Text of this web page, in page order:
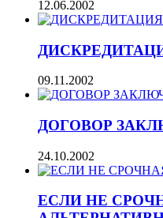
12.06.2002
09.11.2002
ДОГОВОР
24.10.2002
ЕСЛИ НЕ